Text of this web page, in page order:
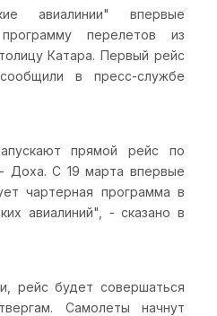
авиалинии" впервые
перелетов из
Катара. Первый рейс
в пресс-службе
прямой рейс по
Доха. С 19 марта впервые
чартерная программа в
авиалиний", - сказано в
рейс будет совершаться
Самолеты начнут